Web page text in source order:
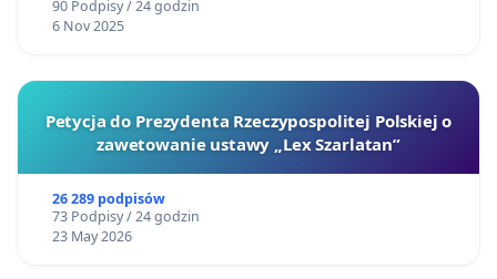
90 Podpisy / 24 godzin
6 Nov 2025
Petycja do Prezydenta Rzeczypospolitej Polskiej o
zawetowanie ustawy „Lex Szarlatan”
26 289 podpisów
73 Podpisy / 24 godzin
23 May 2026